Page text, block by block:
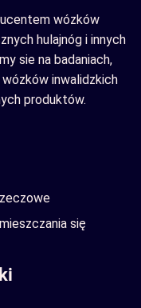
wózków
hulajnóg i innych
sie na badaniach,
inwalidzkich
produktów.
się